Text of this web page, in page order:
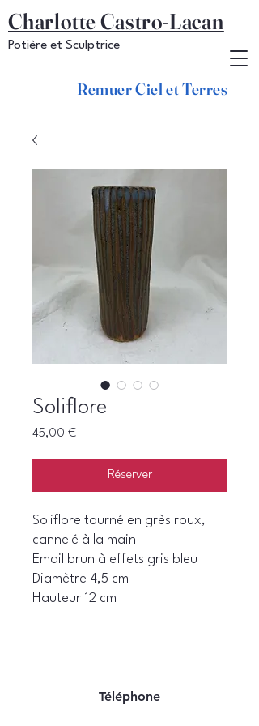
Remuer Ciel et Terres
Potière et Sculptrice
Charlotte Castro-Lacan
Soliflore
45,00 €Prix
Réserver
Soliflore tourné en grès roux,
cannelé à la main
Email brun à effets gris bleu
Diamètre 4,5 cm
Hauteur 12 cm
Téléphone